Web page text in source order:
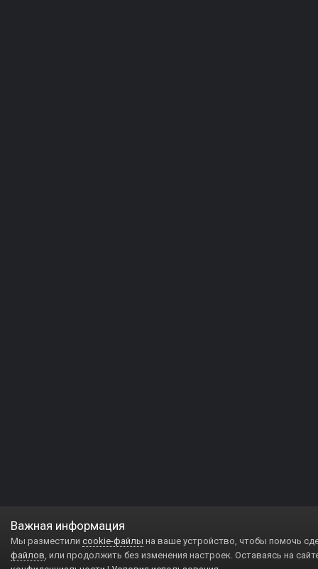
Важная информация
Мы разместили cookie-файлы на ваше устройство, чтобы помочь
файлов, или продолжить без изменения настроек. Оставаясь на